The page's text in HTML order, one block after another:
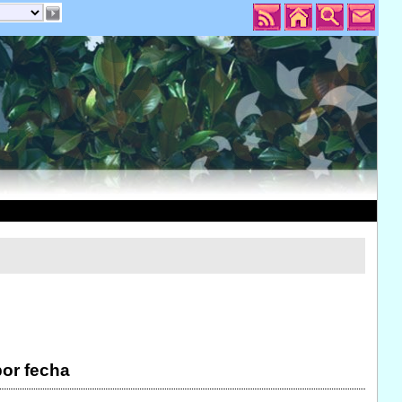
fecha